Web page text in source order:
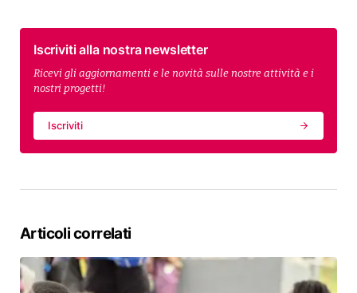
Iscriviti alla nostra newsletter
Ricevi gli aggiornamenti e le novità sulle nostre attività e i
nostri progetti!
Iscriviti
Articoli correlati